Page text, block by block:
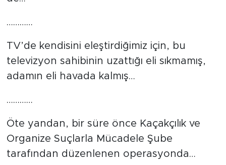
…………
TV’de kendisini eleştirdiğimiz için, bu
televizyon sahibinin uzattığı eli sıkmamış,
adamın eli havada kalmış…
…………
Öte yandan, bir süre önce Kaçakçılık ve
Organize Suçlarla Mücadele Şube
tarafından düzenlenen operasyonda…